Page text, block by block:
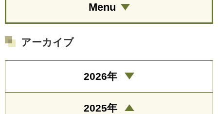
Menu
アーカイブ
2026年
2025年